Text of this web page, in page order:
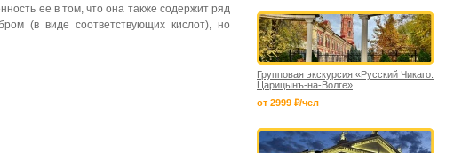
ее в том, что она также содержит ряд
(в виде соответствующих кислот), но
Групповая экскурсия «Русский Чикаго.
Царицынъ-на-Волге»
от 2999 ₽/чел